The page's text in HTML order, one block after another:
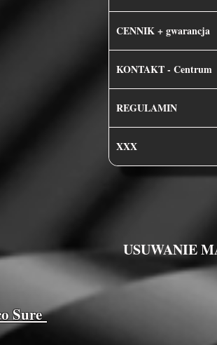
CENNIK + gwarancja
KONTAKT - Centrum
REGULAMIN
XXX
USUWANIE
Sure